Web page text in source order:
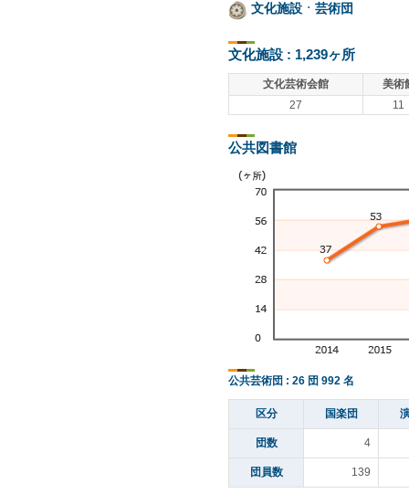
文化施設ㆍ芸術団
文化施設 : 1,239ヶ所
文化芸術会館
美術
27
11
公共図書館
公共芸術団 : 26 団 992 名
区分 国楽団
団数 4
団員数 139